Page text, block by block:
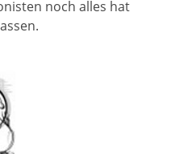
noch alles hat